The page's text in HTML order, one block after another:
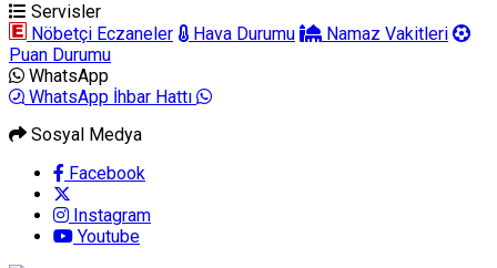
Servisler
Nöbetçi Eczaneler
Hava Durumu
Namaz Vakitleri
Puan Durumu
WhatsApp
WhatsApp İhbar Hattı
Sosyal Medya
Facebook
Instagram
Youtube